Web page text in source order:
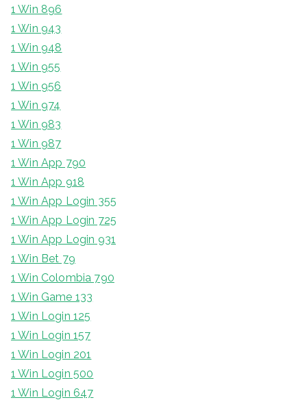
1 Win 896
1 Win 943
1 Win 948
1 Win 955
1 Win 956
1 Win 974
1 Win 983
1 Win 987
1 Win App 790
1 Win App 918
1 Win App Login 355
1 Win App Login 725
1 Win App Login 931
1 Win Bet 79
1 Win Colombia 790
1 Win Game 133
1 Win Login 125
1 Win Login 157
1 Win Login 201
1 Win Login 500
1 Win Login 647